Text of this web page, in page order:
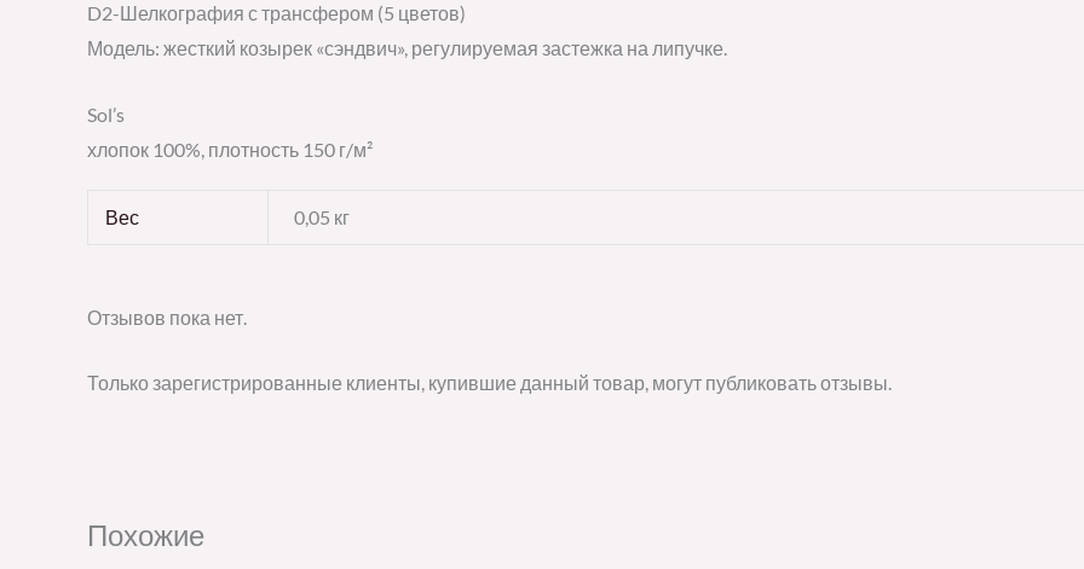
D2-Шелкография с трансфером (5 цветов)
Модель: жесткий козырек «сэндвич», регулируемая застежка на липучке.
Sol’s
хлопок 100%, плотность 150 г/м²
Вес 0,05 кг
Отзывов пока нет.
Только зарегистрированные клиенты, купившие данный товар, могут публиковать отзывы.
Похожие